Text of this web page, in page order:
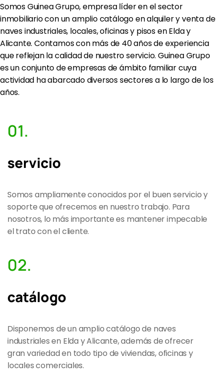
Somos Guinea Grupo, empresa líder en el sector
inmobiliario con un amplio catálogo en alquiler y venta de
naves industriales, locales, oficinas y pisos en Elda y
Alicante. Contamos con más de 40 años de experiencia
que reflejan la calidad de nuestro servicio. Guinea Grupo
es un conjunto de empresas de ámbito familiar cuya
actividad ha abarcado diversos sectores a lo largo de los
años.
01.
servicio
Somos ampliamente conocidos por el buen servicio y
soporte que ofrecemos en nuestro trabajo. Para
nosotros, lo más importante es mantener impecable
el trato con el cliente.
02.
catálogo
Disponemos de un amplio catálogo de naves
industriales en Elda y Alicante, además de ofrecer
gran variedad en todo tipo de viviendas, oficinas y
locales comerciales.